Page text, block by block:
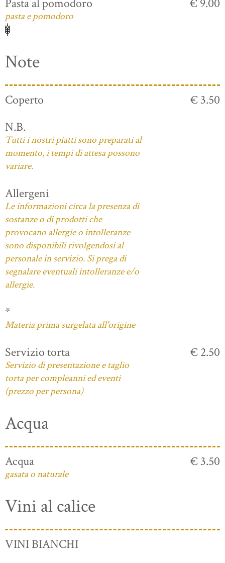
Pasta al pomodoro
pasta e pomodoro
€ 9.00
Note
Coperto
€ 3.50
N.B.
Tutti i nostri piatti sono preparati al
momento, i tempi di attesa possono
variare.
Allergeni
Le informazioni circa la presenza di
sostanze o di prodotti che
provocano allergie o intolleranze
sono disponibili rivolgendosi al
personale in servizio. Si prega di
segnalare eventuali intolleranze e/o
allergie.
*
Materia prima surgelata all'origine
Servizio torta
Servizio di presentazione e taglio
torta per compleanni ed eventi
(prezzo per persona)
€ 2.50
Acqua
Acqua
gasata o naturale
€ 3.50
Vini al calice
VINI BIANCHI